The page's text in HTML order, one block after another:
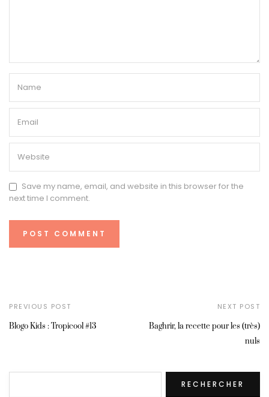
Save my name, email, and website in this browser for the
next time I comment.
PREVIOUS POST
Blogo Kids : Tropicool #13
NEXT POST
Baghrir, la recette pour les (très)
nuls
RECHERCHER